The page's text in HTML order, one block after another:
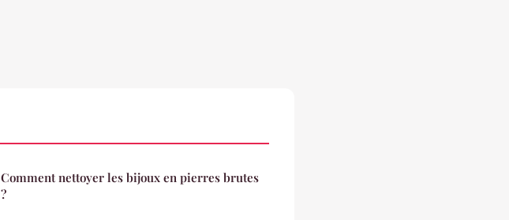
Comment nettoyer les bijoux en pierres brutes
?